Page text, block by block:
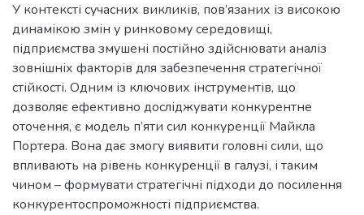
У контексті сучасних викликів, пов’язаних із високою
динамікою змін у ринковому середовищі,
підприємства змушені постійно здійснювати аналіз
зовнішніх факторів для забезпечення стратегічної
стійкості. Одним із ключових інструментів, що
дозволяє ефективно досліджувати конкурентне
оточення, є модель п’яти сил конкуренції Майкла
Портера. Вона дає змогу виявити головні сили, що
впливають на рівень конкуренції в галузі, і таким
чином – формувати стратегічні підходи до посилення
конкурентоспроможності підприємства.